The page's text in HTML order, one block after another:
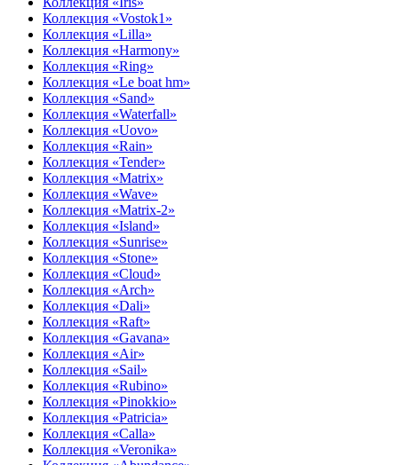
Коллекция «Vostok1»
Коллекция «Lilla»
Коллекция «Harmony»
Коллекция «Ring»
Коллекция «Le boat hm»
Коллекция «Sand»
Коллекция «Waterfall»
Коллекция «Uovo»
Коллекция «Rain»
Коллекция «Tender»
Коллекция «Matrix»
Коллекция «Wave»
Коллекция «Matrix-2»
Коллекция «Island»
Коллекция «Sunrise»
Коллекция «Stone»
Коллекция «Cloud»
Коллекция «Arch»
Коллекция «Dali»
Коллекция «Raft»
Коллекция «Gavana»
Коллекция «Air»
Коллекция «Sail»
Коллекция «Rubino»
Коллекция «Pinokkio»
Коллекция «Patricia»
Коллекция «Calla»
Коллекция «Veronika»